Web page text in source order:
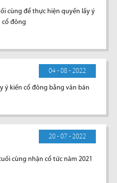
cùng để thực hiện quyền lấy ý
cổ đông
04 - 08 - 2022
ý kiến cổ đông bằng văn bản
20 - 07 - 2022
cùng nhận cổ tức năm 2021